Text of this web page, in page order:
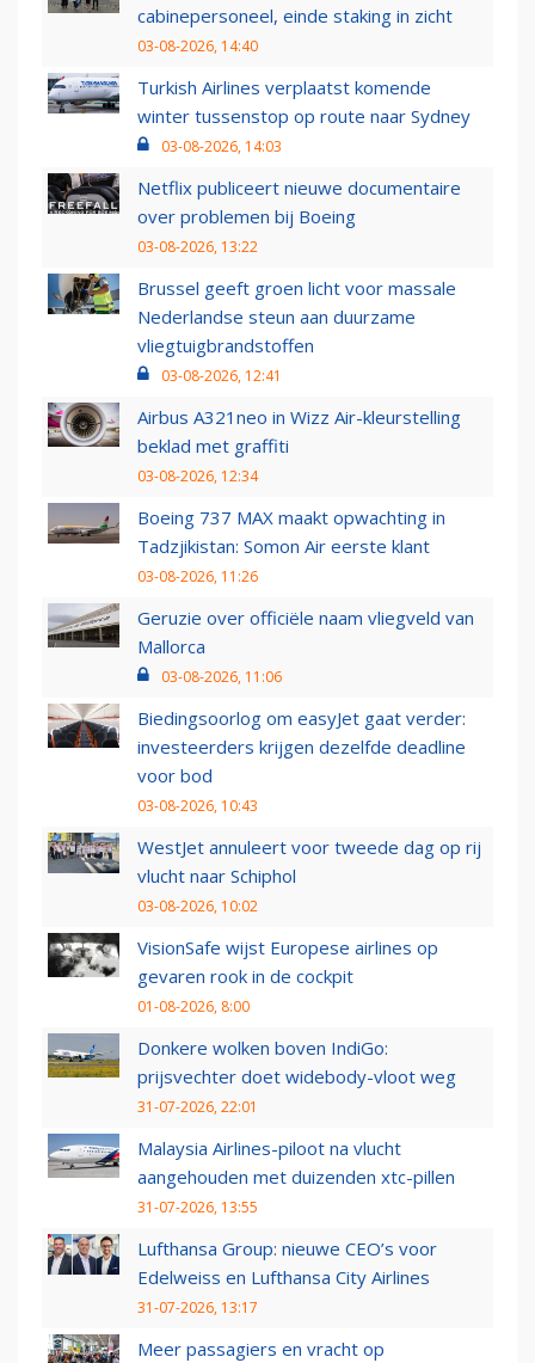
cabinepersoneel, einde staking in zicht
03-08-2026, 14:40
Turkish Airlines verplaatst komende
winter tussenstop op route naar Sydney
03-08-2026, 14:03
Netflix publiceert nieuwe documentaire
over problemen bij Boeing
03-08-2026, 13:22
Brussel geeft groen licht voor massale
Nederlandse steun aan duurzame
vliegtuigbrandstoffen
03-08-2026, 12:41
Airbus A321neo in Wizz Air-kleurstelling
beklad met graffiti
03-08-2026, 12:34
Boeing 737 MAX maakt opwachting in
Tadzjikistan: Somon Air eerste klant
03-08-2026, 11:26
Geruzie over officiële naam vliegveld van
Mallorca
03-08-2026, 11:06
Biedingsoorlog om easyJet gaat verder:
investeerders krijgen dezelfde deadline
voor bod
03-08-2026, 10:43
WestJet annuleert voor tweede dag op rij
vlucht naar Schiphol
03-08-2026, 10:02
VisionSafe wijst Europese airlines op
gevaren rook in de cockpit
01-08-2026, 8:00
Donkere wolken boven IndiGo:
prijsvechter doet widebody-vloot weg
31-07-2026, 22:01
Malaysia Airlines-piloot na vlucht
aangehouden met duizenden xtc-pillen
31-07-2026, 13:55
Lufthansa Group: nieuwe CEO’s voor
Edelweiss en Lufthansa City Airlines
31-07-2026, 13:17
Meer passagiers en vracht op